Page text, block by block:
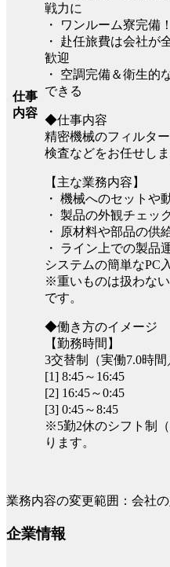
仕事
内容
戦力に
・ ワンルーム寮完備
・ 赴任旅費は会社が
歓迎
・ 空調完備＆衛生的
できる
◆仕事内容
精密機械のフィルタ
検査などをお任せしま
【主な業務内容】
・ 機械へのセットや
・ 製品の外観チェッ
・ 原材料や部品の供
・ ライン上での製品
システムの簡単なPC
※重いものは扱わな
です。
◆働き方のイメージ
【勤務時間】
3交替制（実働7.0時間
[1] 8:45～16:45
[2] 16:45～0:45
[3] 0:45～8:45
※5勤2休のシフト制
ります。
業務内容の変更範囲：会社
企業情報